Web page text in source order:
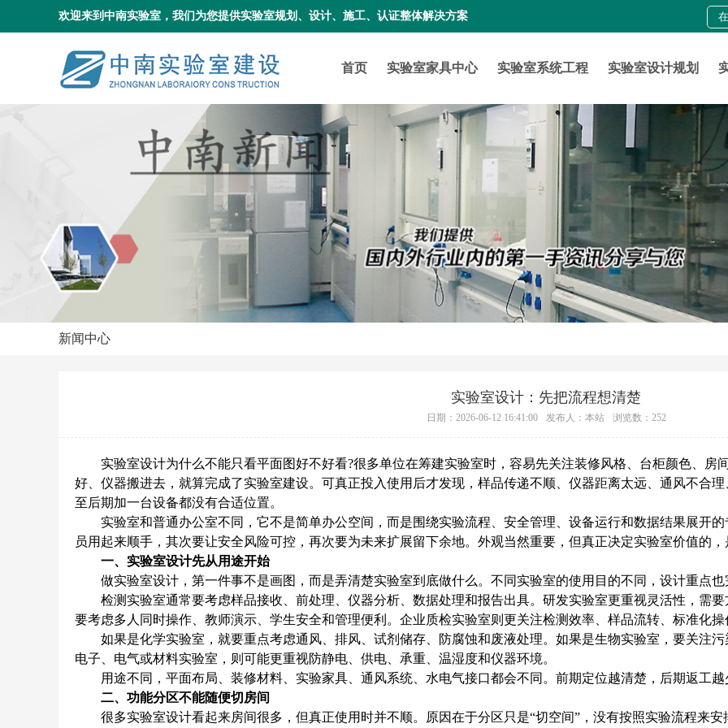
欢迎来到中南实验室，我们为您提供实验室规划、设计、施工、认证整体解决方案
首页 实验室家具中心 实验室系统工程 实验室设计规划
新闻中心
实验室设计：先把流程想清楚
日期：2026-06-12 16:41:00 发布人：本站 浏览数：252
实验室设计为什么不能只看平面图好不好看?很多单位在筹建实验室时，容易先关注装修风格、台柜颜色、房
好、仪器搬进去，就算完成了实验室建设。可真正投入使用后才发现，样品传递不顺、仪器距离太远、通风不合
至后期加一台设备都没有合适位置。
实验室和普通办公室不同，它不是简单办公空间，而是围绕实验流程、安全管理、设备运行和数据结果展开的
员用起来顺手，其次要让安全风险可控，再次要为未来扩展留下余地。外观当然重要，但真正决定实验室价值的
一、实验室设计先从用途开始
做实验室设计，第一件事不是画图，而是弄清楚实验室到底做什么。不同实验室的使用目的不同，设计重点也
检测实验室通常要考虑样品接收、前处理、仪器分析、数据处理和报告出具。研发实验室更重视灵活性，需要
要考虑多人同时操作、教师演示、学生安全和管理便利。企业质检实验室则更关注检测效率、样品流转、标准化
如果是化学实验室，就要重点考虑通风、排风、试剂储存、防腐蚀和废液处理。如果是生物实验室，要关注污
电子、电气或材料实验室，则可能更重视防静电、供电、承重、温湿度和仪器环境。
用途不同，平面布局、装修材料、实验家具、通风系统、水电气接口都会不同。前期定位越清楚，后期返工越
二、功能分区不能随便切房间
很多实验室设计看起来房间很多，但真正使用时并不顺。原因在于分区只是“切空间”，没有按照实验流程来安